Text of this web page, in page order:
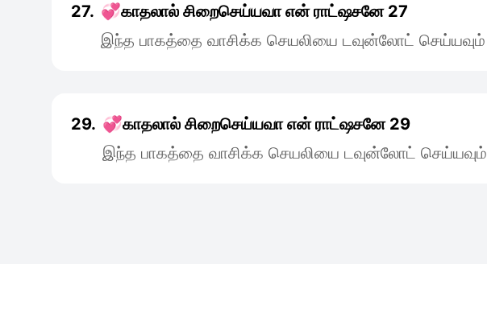
27. 💞காதலால் சிறைசெய்யவா என் ராட்ஷசனே 27
இந்த பாகத்தை வாசிக்க செயலியை டவுன்லோட் செய்யவும்
29. 💞காதலால் சிறைசெய்யவா என் ராட்ஷசனே 29
இந்த பாகத்தை வாசிக்க செயலியை டவுன்லோட் செய்யவும்